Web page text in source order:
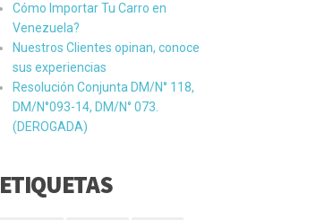
Cómo Importar Tu Carro en
Venezuela?
Nuestros Clientes opinan, conoce
sus experiencias
Resolución Conjunta DM/N° 118,
DM/N°093-14, DM/N° 073.
(DEROGADA)
ETIQUETAS